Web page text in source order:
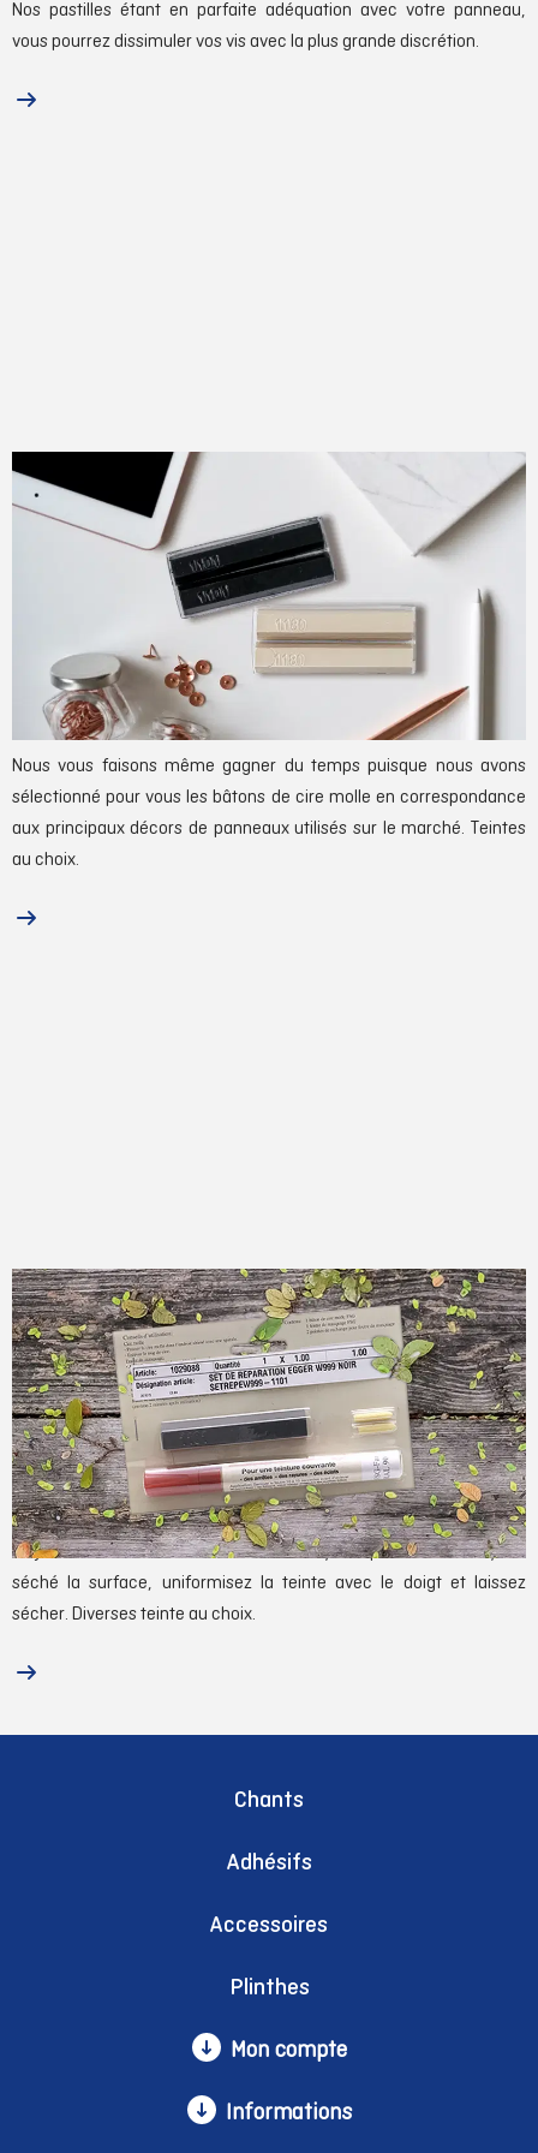
Nos pastilles étant en parfaite adéquation avec votre panneau,
vous pourrez dissimuler vos vis avec la plus grande discrétion.
Accessoires
Bâtons de cire molle
Pratiques et simples d’utilisation, les bâtons de cire molle de notre
gamme stock sont vendus par boîtes de deux. Le temps
d’application de la cire molle est court : 2 à 3 minutes maximum, et
les cires peuvent être mélangées afin d’obtenir la couleur
souhaitée.
Nous vous faisons même gagner du temps puisque nous avons
sélectionné pour vous les bâtons de cire molle en correspondance
aux principaux décors de panneaux utilisés sur le marché. Teintes
au choix.
Accessoires
Set de réparation
Le set de réparation, composéd’un bâton de cire, d’un feutre de
retouche, et de deux mines de rechange, a été spécialement conçu
pour vous permettre de combler les rayures superficielles ou de
masquer les réparations sur vos meubles.
Un jeu d’enfant ! Passez le feutre sur la rayure après avoir nettoyé et
séché la surface, uniformisez la teinte avec le doigt et laissez
sécher. Diverses teinte au choix.
Chants
Adhésifs
Accessoires
Plinthes
Mon compte
Informations